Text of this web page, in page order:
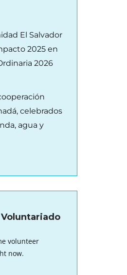
El Salvador
2025 en
2026
celebrados
agua y
volunteer
now.